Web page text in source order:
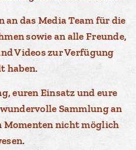
an das Media Team für die
sowie an alle Freunde,
Videos zur Verfügung
haben.
euren Einsatz und eure
Sammlung an
Momenten nicht möglich